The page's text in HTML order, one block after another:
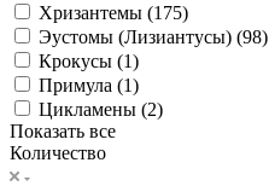
Хризантемы (175)
Эустомы (Лизиантусы) (98)
Крокусы (1)
Примула (1)
Цикламены (2)
Показать все
Количество